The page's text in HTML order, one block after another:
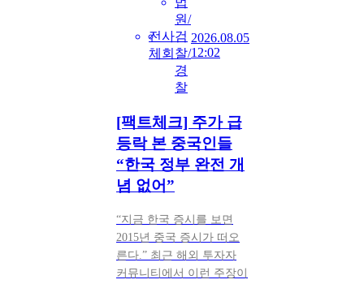
전
체
사
회
원/
검
찰/
경
찰
2026.08.05
12:02
[팩트체크] 주가 급
등락 본 중국인들
“한국 정부 완전 개
념 없어”
“지금 한국 증시를 보면
2015년 중국 증시가 떠오
른다.” 최근 해외 투자자
커뮤니티에서 이런 주장이